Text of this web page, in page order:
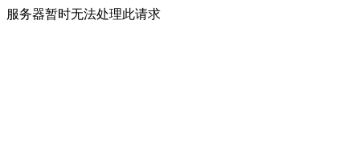
服务器暂时无法处理此请求